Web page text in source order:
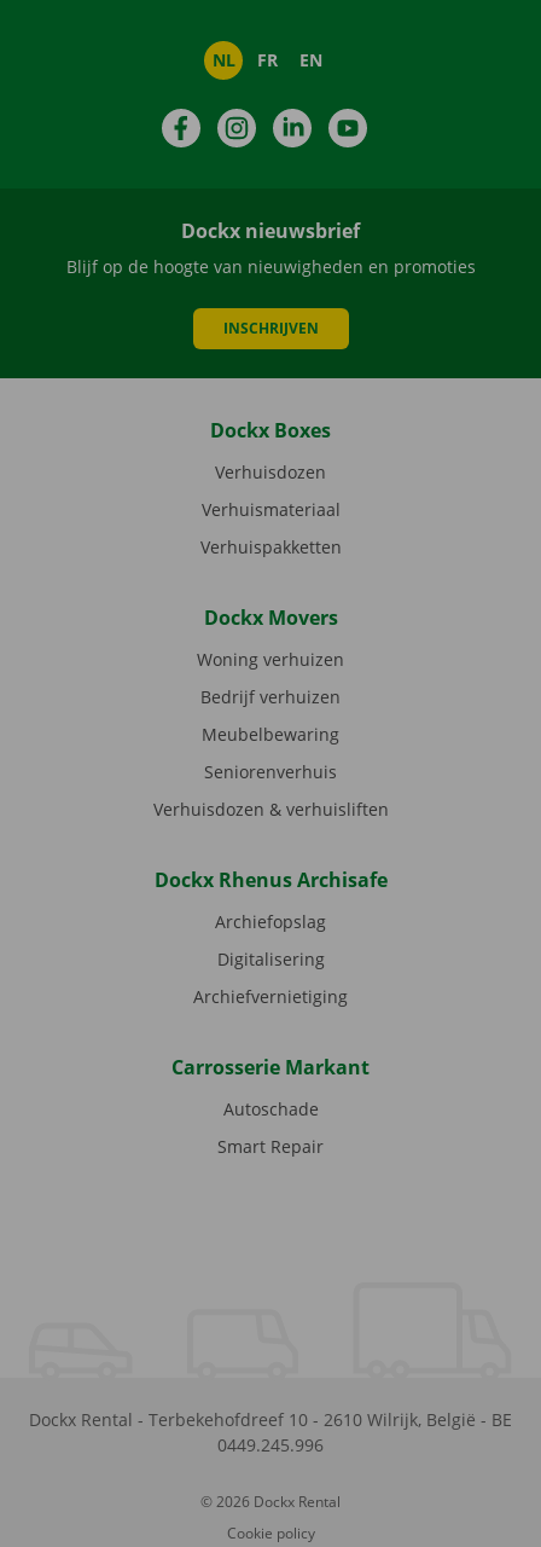
NL FR EN
FacebookInstagramLinkedIn
Dockx nieuwsbrief
Blijf op de hoogte van nieuwigheden en promoties
INSCHRIJVEN
Dockx Boxes
Verhuisdozen
Verhuismateriaal
Verhuispakketten
Dockx Movers
Woning verhuizen
Bedrijf verhuizen
Meubelbewaring
Seniorenverhuis
Verhuisdozen & verhuisliften
Dockx Rhenus Archisafe
Archiefopslag
Digitalisering
Archiefvernietiging
Carrosserie Markant
Autoschade
Smart Repair
Dockx Rental - Terbekehofdreef 10 - 2610 Wilrijk, België - BE
0449.245.996
© 2026 Dockx Rental
Cookie policy